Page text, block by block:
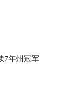
7年州冠军